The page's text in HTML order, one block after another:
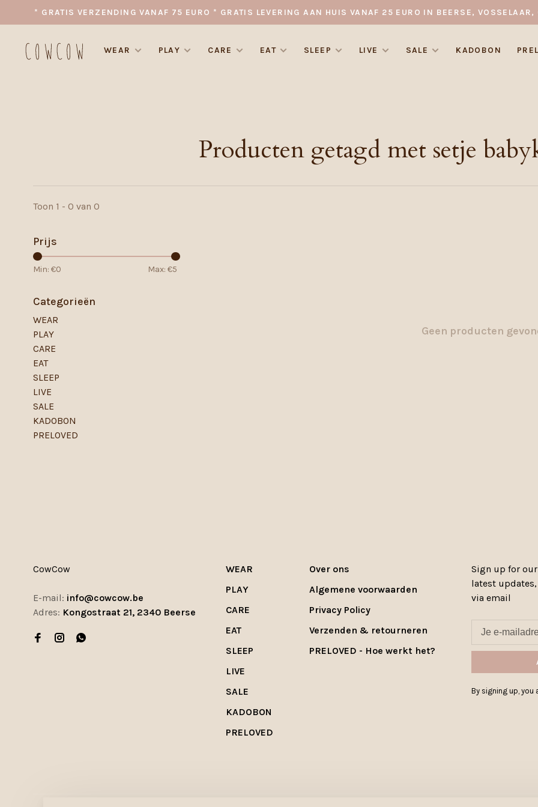
* GRATIS VERZENDING VANAF 75 EURO * GRATIS LEVERING AAN HUIS VANAF 25 EURO IN BEERSE,
WEAR PLAY CARE EAT SLEEP LIVE SALE KADOBON
Producten getagd met setje
Toon 1 - 0 van 0
Prijs
Min: €0 Max: €5
Categorieën
WEAR
PLAY
CARE
EAT
SLEEP
LIVE
SALE
KADOBON
PRELOVED
Geen producten
CowCow
E-mail: info@cowcow.be
Adres: Kongostraat 21, 2340 Beerse
WEAR
PLAY
CARE
EAT
SLEEP
LIVE
SALE
KADOBON
PRELOVED
Over ons
Algemene voorwaarden
Privacy Policy
Verzenden & retourneren
PRELOVED - Hoe werkt het?
Sign up for
latest
via email
By signing up, you